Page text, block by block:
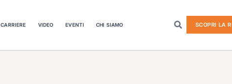
CARRIERE VIDEO EVENTI CHI SIAMO SCOPRI LA